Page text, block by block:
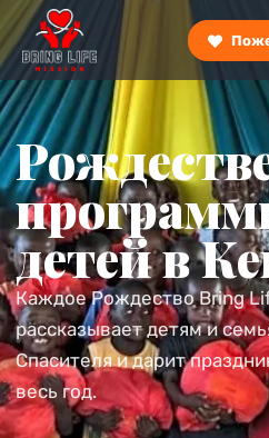
детей в
Каждое Рождество Bring
рассказывает детям и
Спасителя и дарит
весь год.